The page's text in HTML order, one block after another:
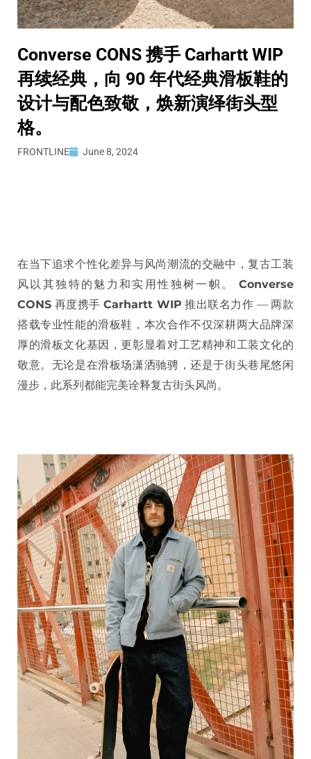
Converse CONS 携手 Carhartt WIP
再续经典，向 90 年代经典滑板鞋的
设计与配色致敬，焕新演绎街头型
格。
FRONTLINE June 8, 2024
在当下追求个性化差异与风尚潮流的交融中，复古工装
风以其独特的魅力和实用性独树一帜。 Converse
CONS 再度携手Carhartt WIP 推出联名力作 — 两款
搭载专业性能的滑板鞋，本次合作不仅深耕两大品牌深
厚的滑板文化基因，更彰显着对工艺精神和工装文化的
敬意。无论是在滑板场潇洒驰骋，还是于街头巷尾悠闲
漫步，此系列都能完美诠释复古街头风尚。